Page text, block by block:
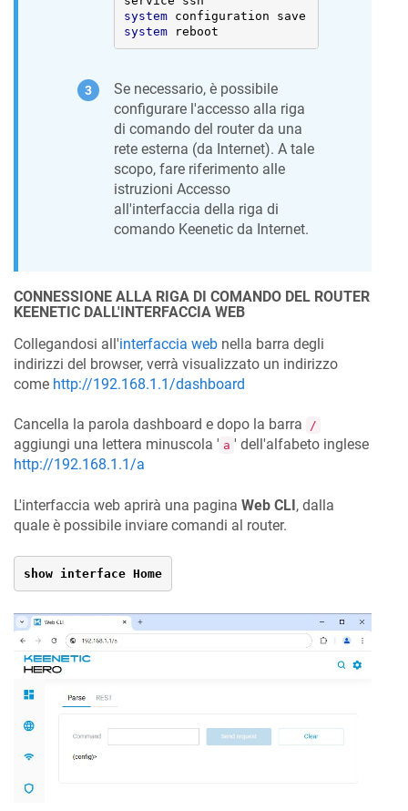
system
system reboot
Se necessario, è possibile
configurare l'accesso alla riga
di comando del router da una
rete esterna (da Internet). A tale
scopo, fare riferimento alle
istruzioni Accesso
all'interfaccia della riga di
comando Keenetic da Internet.
CONNESSIONE ALLA RIGA DI COMANDO DEL ROUTER
KEENETIC DALL'INTERFACCIA WEB
Collegandosi all'interfaccia web nella barra degli
indirizzi del browser, verrà visualizzato un indirizzo
come http://192.168.1.1/dashboard
Cancella la parola dashboard e dopo la barra /
aggiungi una lettera minuscola ' a ' dell'alfabeto inglese
http://192.168.1.1/a
L'interfaccia web aprirà una pagina Web CLI, dalla
quale è possibile inviare comandi al router.
show interface Home